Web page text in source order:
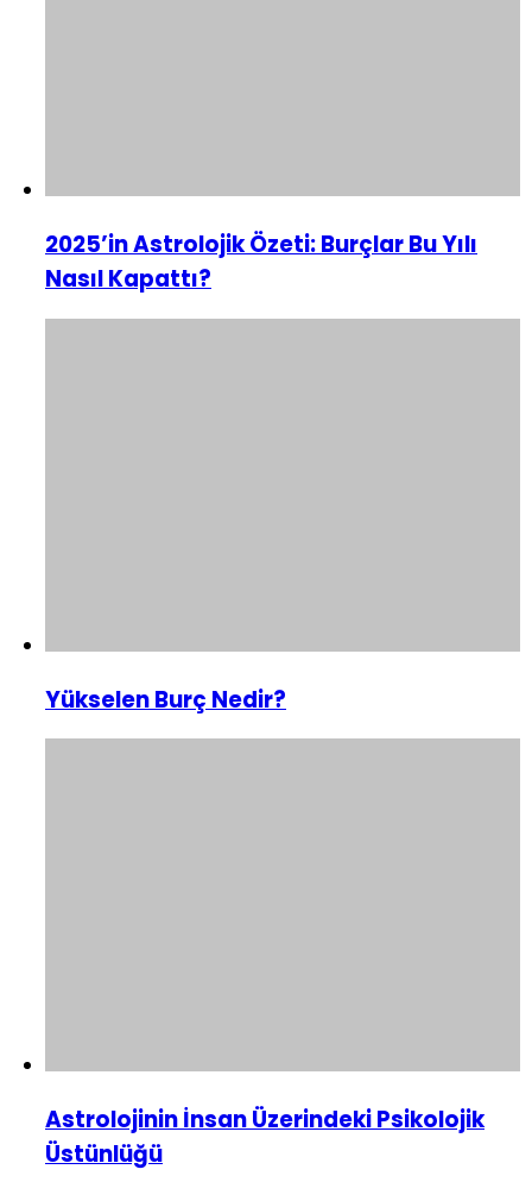
2025’in Astrolojik Özeti: Burçlar Bu Yılı
Nasıl Kapattı?
Yükselen Burç Nedir?
Astrolojinin İnsan Üzerindeki Psikolojik
Üstünlüğü